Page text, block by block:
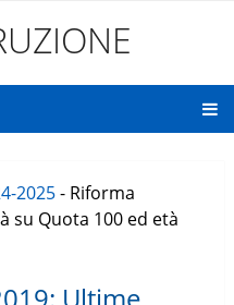
2025- Riforma
su Quota 100 ed età